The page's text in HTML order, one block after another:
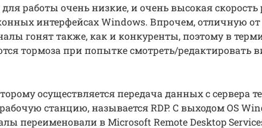
работы очень низкие, и очень высокая скорость
интерфейсах Windows. Впрочем, отличную
гонят также, как и конкуренты, поэтому в
тормоза при попытке смотреть/редактировать
осуществляется передача данных с сервера
станцию, называется RDP. С выходом OS
переименовали в Microsoft Remote Desktop